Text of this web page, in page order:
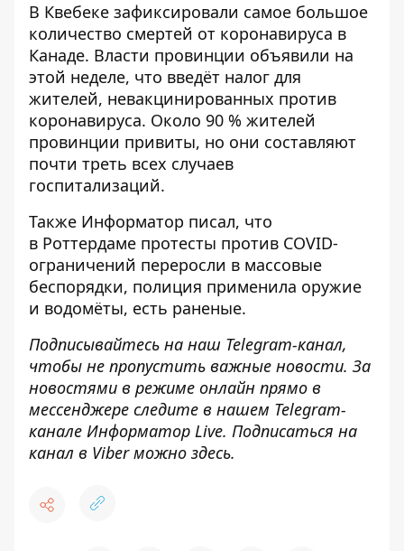
В Квебеке зафиксировали самое большое
количество смертей от коронавируса в
Канаде. Власти провинции объявили на
этой неделе, что введёт налог для
жителей, невакцинированных против
коронавируса. Около 90 % жителей
провинции привиты, но они составляют
почти треть всех случаев
госпитализаций.
Также Информатор писал, что
в Роттердаме протесты против COVID-
ограничений переросли в массовые
беспорядки, полиция применила оружие
и водомёты, есть раненые.
Подписывайтесь на наш Telegram-канал,
чтобы не пропустить важные новости. За
новостями в режиме онлайн прямо в
мессенджере следите в нашем Telegram-
канале Информатор Live. Подписаться на
канал в Viber можно здесь.